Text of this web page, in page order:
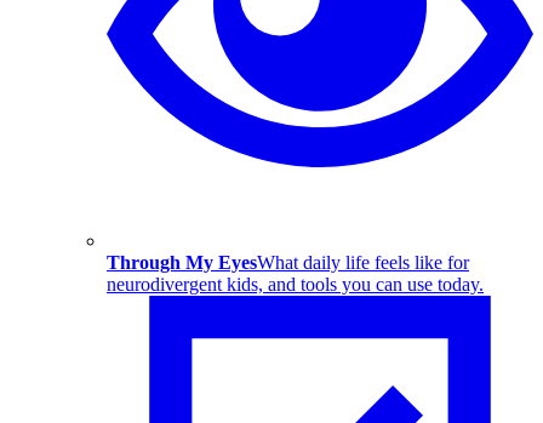
Through My EyesWhat daily life feels like for
neurodivergent kids, and tools you can use today.